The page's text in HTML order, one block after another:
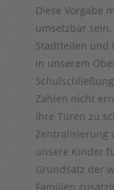
Diese Vorgabe
umsetzbar
Stadtteilen und
in unserem
Zahlen nicht
ihre Türen zu
Zentralisierung
unsere Kinder
Grundsatz der
Familien